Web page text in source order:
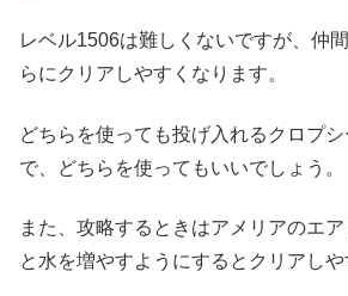
レベル1506は難しくないですが、仲
らにクリアしやすくなります。
どちらを使っても投げ入れるクロプ
で、どちらを使ってもいいでしょう。
また、攻略するときはアメリアのエ
と水を増やすようにするとクリアしや